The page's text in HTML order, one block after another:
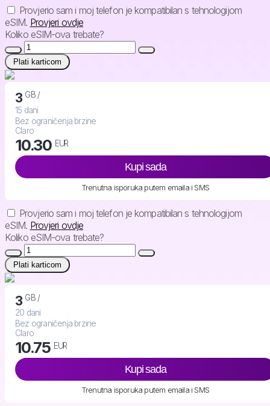
Provjerio sam i moj telefon je kompatibilan s tehnologijom
eSIM. Provjeri ovdje
Koliko eSIM-ova trebate?
Plati karticom
3 GB /
15 dani
Bez ograničenja brzine
Claro
10.30 EUR
Kupi sada
Trenutna isporuka putem emaila i SMS
Provjerio sam i moj telefon je kompatibilan s tehnologijom
eSIM. Provjeri ovdje
Koliko eSIM-ova trebate?
Plati karticom
3 GB /
20 dani
Bez ograničenja brzine
Claro
10.75 EUR
Kupi sada
Trenutna isporuka putem emaila i SMS